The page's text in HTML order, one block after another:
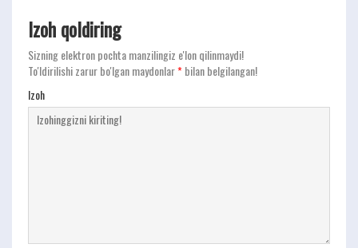
Izoh qoldiring
Sizning elektron pochta manzilingiz e'lon qilinmaydi!
To'ldirilishi zarur bo'lgan maydonlar*bilan belgilangan!
Izoh